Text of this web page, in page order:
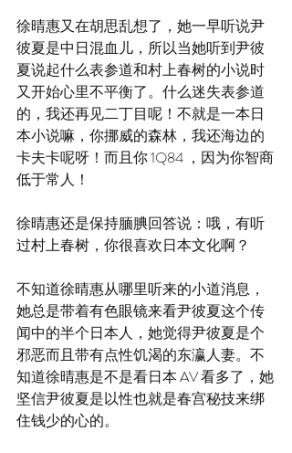
徐晴惠又在胡思乱想了，她一早听说尹
彼夏是中日混血儿，所以当她听到尹彼
夏说起什么表参道和村上春树的小说时
又开始心里不平衡了。什么迷失表参道
的，我还再见二丁目呢！不就是一本日
本小说嘛，你挪威的森林，我还海边的
卡夫卡呢呀！而且你 1Q84 ，因为你智商
低于常人！
徐晴惠还是保持腼腆回答说：哦，有听
过村上春树，你很喜欢日本文化啊？
不知道徐晴惠从哪里听来的小道消息，
她总是带着有色眼镜来看尹彼夏这个传
闻中的半个日本人，她觉得尹彼夏是个
邪恶而且带有点性饥渴的东瀛人妻。不
知道徐晴惠是不是看日本 AV 看多了，她
坚信尹彼夏是以性也就是春宫秘技来绑
住钱少的心的。